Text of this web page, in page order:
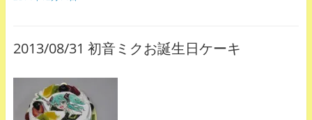
2013/08/31 初音ミクお誕生日ケーキ